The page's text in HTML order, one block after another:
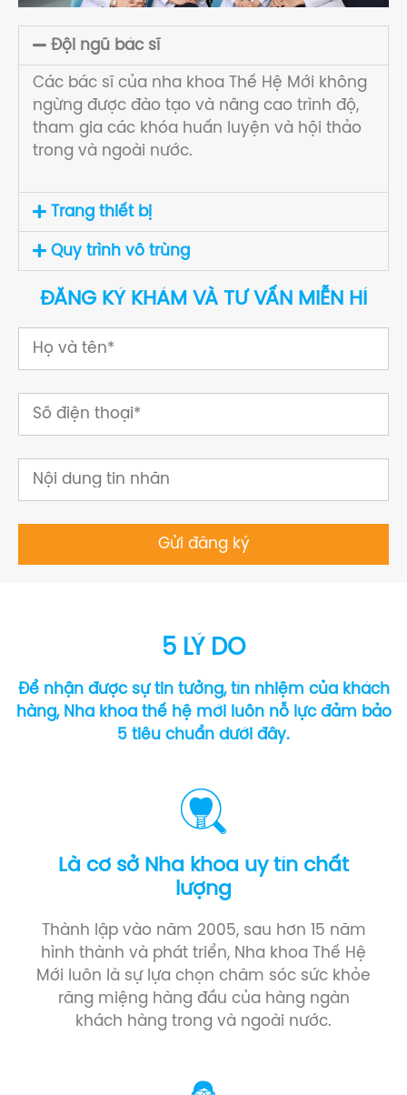
Đội ngũ bác sĩ
Các bác sĩ của nha khoa Thế Hệ Mới không
ngừng được đào tạo và nâng cao trình độ,
tham gia các khóa huấn luyện và hội thảo
trong và ngoài nước.
Trang thiết bị
Quy trình vô trùng
ĐĂNG KÝ KHÁM VÀ TƯ VẤN MIỄN HÍ
5 LÝ DO
Để nhận được sự tin tưởng, tín nhiệm của khách
hàng, Nha khoa thế hệ mới luôn nỗ lực đảm bảo
5 tiêu chuẩn dưới đây.
Là cơ sở Nha khoa uy tín chất
lượng
Thành lập vào năm 2005, sau hơn 15 năm
hình thành và phát triển, Nha khoa Thế Hệ
Mới luôn là sự lựa chọn chăm sóc sức khỏe
răng miệng hàng đầu của hàng ngàn
khách hàng trong và ngoài nước.